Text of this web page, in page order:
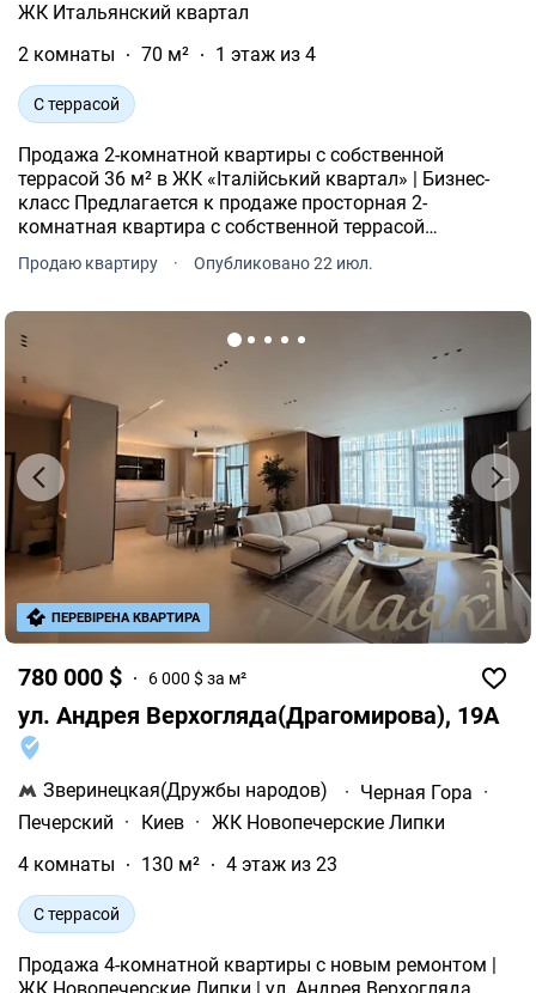
ЖК Итальянский квартал
2 комнаты
70 м² 1 этаж из 4
С террасой
Продажа 2-комнатной квартиры с собственной
террасой 36 м² в ЖК «Італійський квартал» | Бизнес-
класс Предлагается к продаже просторная 2-
комнатная квартира с собственной террасой
площадью 36 м² в современном жилом комплексе
бизнес-класса «Італійський квартал» Адрес: ул.
Продаю квартиру · Опубликовано 22 июл.
780 000 $ 6 000 $ за м²
ул. Андрея Верхогляда(Драгомирова), 19А
Зверинецкая(Дружбы народов) · Черная Гора ·
Печерский · Киев · ЖК Новопечерские Липки
4 комнаты
130 м² 4 этаж из 23
С террасой
Продажа 4-комнатной квартиры с новым ремонтом |
ПЕРЕВІРЕНА КВАРТИРА